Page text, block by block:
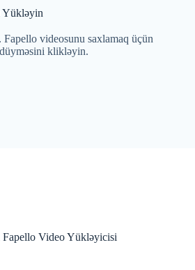
Yükləyin
Fapello videosunu saxlamaq üçün
klikləyin.
Fapello Video Yükləyicisi